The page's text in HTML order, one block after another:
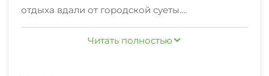
отдыха вдали от городской суеты.
К услугам гостей:
- ухоженная зеленая территория
Читать полностью